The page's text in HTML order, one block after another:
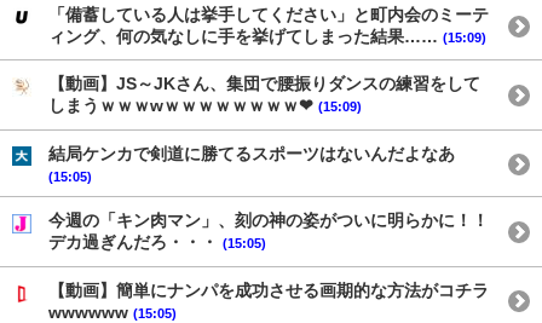
「備蓄している人は挙手してください」と町内会のミーテ
ィング、何の気なしに手を挙げてしまった結果…… (15:09)
【動画】JS～JKさん、集団で腰振りダンスの練習をして
しまうｗｗｗwｗｗｗｗｗｗｗｗ❤ (15:09)
結局ケンカで剣道に勝てるスポーツはないんだよなあ
(15:05)
今週の「キン肉マン」、刻の神の姿がついに明らかに！！
デカ過ぎんだろ・・・
(15:05)
【動画】簡単にナンパを成功させる画期的な方法がコチラ
wwwwww (15:05)